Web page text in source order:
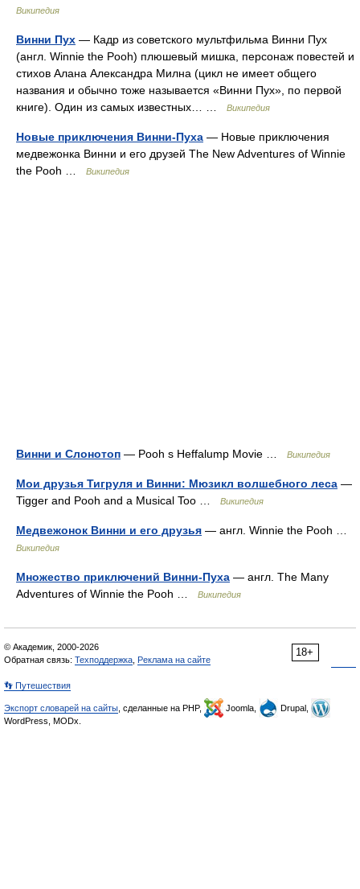
Википедия
Винни Пух — Кадр из советского мультфильма Винни Пух
(англ. Winnie the Pooh) плюшевый мишка, персонаж повестей и
стихов Алана Александра Милна (цикл не имеет общего
названия и обычно тоже называется «Винни Пух», по первой
книге). Один из самых известных… …
Википедия
Новые приключения Винни-Пуха — Новые приключения
медвежонка Винни и его друзей The New Adventures of Winnie
the Pooh …
Википедия
Винни и Слонотоп — Pooh s Heffalump Movie … Википедия
Мои друзья Тигруля и Винни: Мюзикл волшебного леса —
Tigger and Pooh and a Musical Too …
Википедия
Медвежонок Винни и его друзья — англ. Winnie the Pooh …
Википедия
Множество приключений Винни-Пуха — англ. The Many
Adventures of Winnie the Pooh …
Википедия
18+
© Академик, 2000-2026
Обратная связь: Техподдержка Реклама на сайте
👣 Путешествия
Экспорт словарей на сайты , сделанные на PHP, Joomla,
Drupal,
WordPress, MODx.